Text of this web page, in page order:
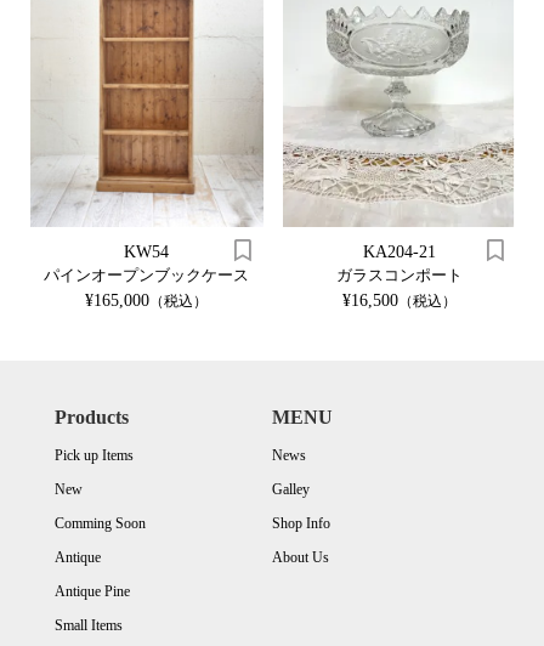
KW54
パインオープンブックケース
¥165,000 （税込）
KA204-21
ガラスコンポート
¥16,500（税込）
Products
Pick up Items
New
Comming Soon
Antique
Antique Pine
Small Items
MENU
News
Galley
Shop Info
About Us